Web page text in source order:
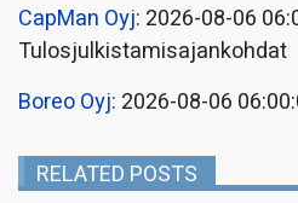
CapMan Oyj: 2026-08-06
Tulosjulkistamisajankohdat
Boreo Oyj: 2026-08-06
RELATED POSTS